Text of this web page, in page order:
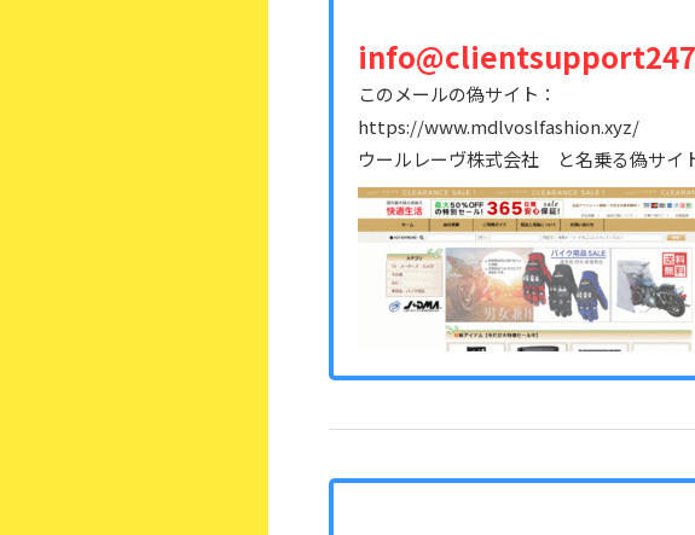
このメールの偽サイト：
https://www.mdlvoslfashion.xyz/
ウールレーヴ株式会社 と名乗る偽サイ